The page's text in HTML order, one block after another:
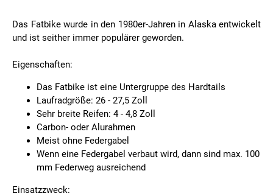
Das Fatbike wurde in den 1980er-Jahren in Alaska entwickelt
und ist seither immer populärer geworden.
Eigenschaften:
Das Fatbike ist eine Untergruppe des Hardtails
Laufradgröße: 26 - 27,5 Zoll
Sehr breite Reifen: 4 - 4,8 Zoll
Carbon- oder Alurahmen
Meist ohne Federgabel
Wenn eine Federgabel verbaut wird, dann sind max. 100
mm Federweg ausreichend
Einsatzzweck: